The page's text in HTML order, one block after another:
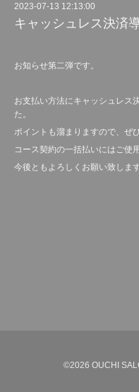
2023-07-13 12:13:00
キャッシュレス決済
お知らせ第二弾です。
お支払い方法にキャッシュレス
た。
ポイントも溜まりますので、ぜ
コース契約の一括払いにはご使
今後ともよろしくお願い致します
©2026 OUCHI